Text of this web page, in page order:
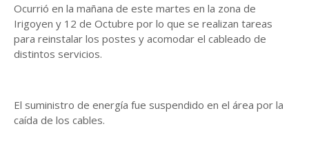
Ocurrió en la mañana de este martes en la zona de
Irigoyen y 12 de Octubre por lo que se realizan tareas
para reinstalar los postes y acomodar el cableado de
distintos servicios.
El suministro de energía fue suspendido en el área por la
caída de los cables.